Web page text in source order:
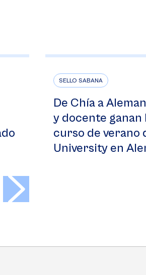
SELLO SABANA
De Chía a
y docente ganan
curso de verano
University en